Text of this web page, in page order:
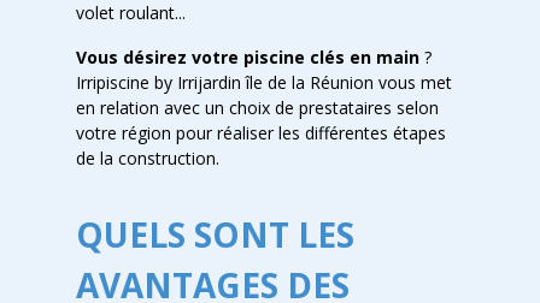
volet roulant...
Vous désirez votre piscine clés en main ?
Irripiscine by Irrijardin île de la Réunion vous met
en relation avec un choix de prestataires selon
votre région pour réaliser les différentes étapes
de la construction.
QUELS SONT LES
AVANTAGES DES